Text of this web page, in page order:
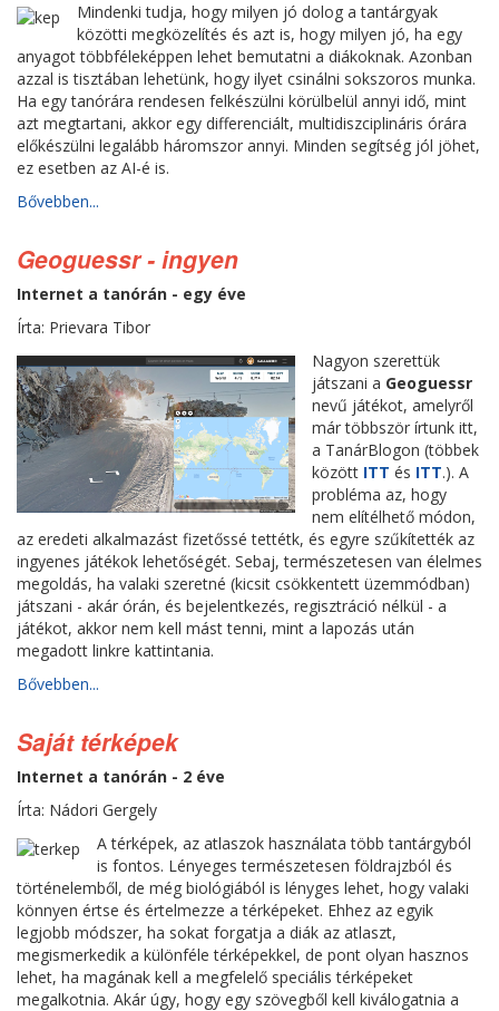
Mindenki tudja, hogy milyen jó dolog a tantárgyak
közötti megközelítés és azt is, hogy milyen jó, ha egy
anyagot többféleképpen lehet bemutatni a diákoknak. Azonban
azzal is tisztában lehetünk, hogy ilyet csinálni sokszoros munka.
Ha egy tanórára rendesen felkészülni körülbelül annyi idő, mint
azt megtartani, akkor egy differenciált, multidiszciplináris órára
előkészülni legalább háromszor annyi. Minden segítség jól jöhet,
ez esetben az AI-é is.
Bővebben...
Geoguessr - ingyen
Internet a tanórán - egy éve
Írta: Prievara Tibor
Nagyon szerettük
játszani a Geoguessr
nevű játékot, amelyről
már többször írtunk itt,
a TanárBlogon (többek
között ITT és ITT.). A
probléma az, hogy
nem elítélhető módon,
az eredeti alkalmazást fizetőssé tettétk, és egyre szűkítették az
ingyenes játékok lehetőségét. Sebaj, természetesen van élelmes
megoldás, ha valaki szeretné (kicsit csökkentett üzemmódban)
játszani - akár órán, és bejelentkezés, regisztráció nélkül - a
játékot, akkor nem kell mást tenni, mint a lapozás után
megadott linkre kattintania.
Bővebben...
Saját térképek
Internet a tanórán - 2 éve
Írta: Nádori Gergely
A térképek, az atlaszok használata több tantárgyból
is fontos. Lényeges természetesen földrajzból és
történelemből, de még biológiából is lényges lehet, hogy valaki
könnyen értse és értelmezze a térképeket. Ehhez az egyik
legjobb módszer, ha sokat forgatja a diák az atlaszt,
megismerkedik a különféle térképekkel, de pont olyan hasznos
lehet, ha magának kell a megfelelő speciális térképeket
megalkotnia. Akár úgy, hogy egy szövegből kell kiválogatnia a